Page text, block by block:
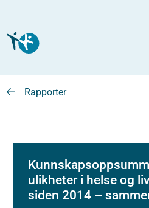
Rapporter
ulikheter i helse og
siden 2014 –